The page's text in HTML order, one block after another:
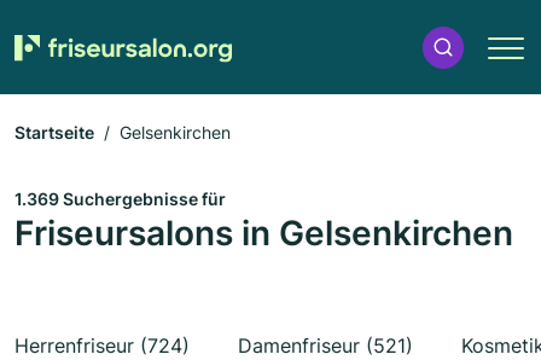
Startseite Gelsenkirchen
1.369 Suchergebnisse für
Friseursalons in Gelsenkirchen
Herrenfriseur (724) Damenfriseur (521)